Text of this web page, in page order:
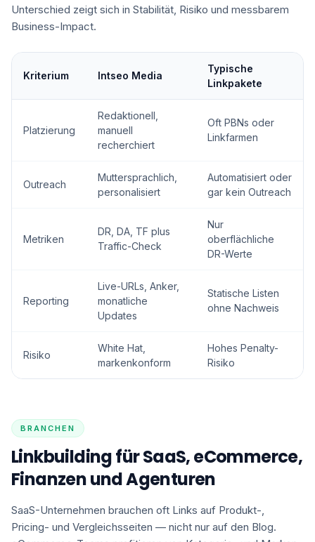
Unterschied zeigt sich in Stabilität, Risiko und messbarem
Business-Impact.
Kriterium Intseo Media
Typische
Linkpakete
Platzierung
Redaktionell,
manuell
recherchiert
Oft PBNs oder
Linkfarmen
Outreach
Muttersprachlich,
personalisiert
Automatisiert oder
gar kein Outreach
Metriken
DR, DA, TF plus
Traffic-Check
Nur
oberflächliche
DR-Werte
Reporting
Live-URLs, Anker,
monatliche
Updates
Statische Listen
ohne Nachweis
Risiko
White Hat,
markenkonform
Hohes Penalty-
Risiko
BRANCHEN
Linkbuilding für SaaS, eCommerce,
Finanzen und Agenturen
SaaS-Unternehmen brauchen oft Links auf Produkt-,
Pricing- und Vergleichsseiten — nicht nur auf den Blog.